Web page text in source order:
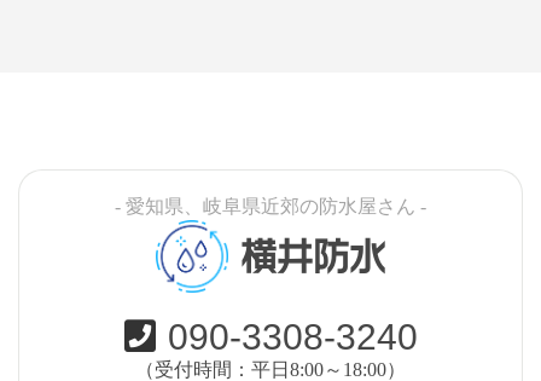
- 愛知県、岐阜県近郊の防水屋さん -
横井防水
090-3308-3240
（受付時間：平日8:00～18:00）